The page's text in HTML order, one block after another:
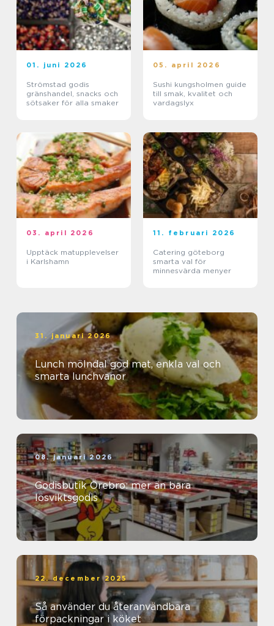
01. juni 2026
Strömstad godis
gränshandel, snacks och
sötsaker för alla smaker
05. april 2026
Sushi kungsholmen guide
till smak, kvalitet och
vardagslyx
03. april 2026
Upptäck matupplevelser
i Karlshamn
11. februari 2026
Catering göteborg
smarta val för
minnesvärda menyer
31. januari 2026
Lunch mölndal god mat, enkla val och
smarta lunchvanor
08. januari 2026
Godisbutik Örebro: mer än bara
lösviktsgodis
22. december 2025
Så använder du återanvändbara
förpackningar i köket